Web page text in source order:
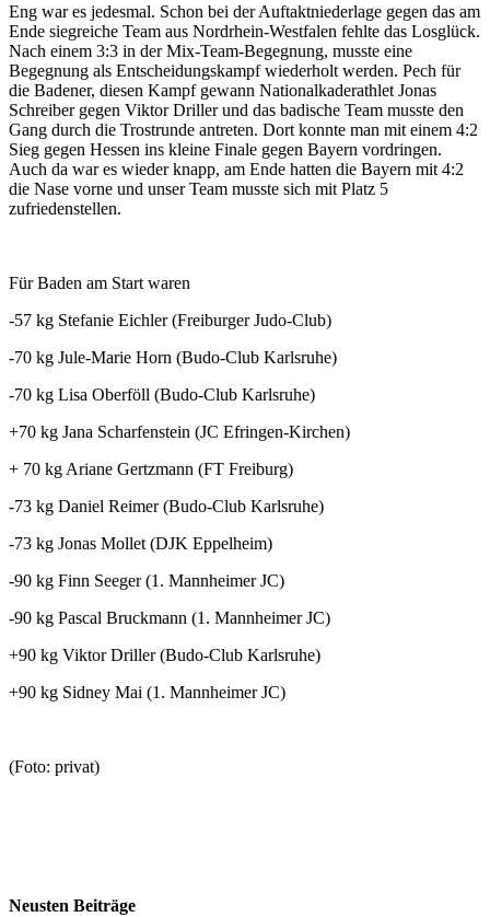
Eng war es jedesmal. Schon bei der Auftaktniederlage gegen das am
Ende siegreiche Team aus Nordrhein-Westfalen fehlte das Losglück.
Nach einem 3:3 in der Mix-Team-Begegnung, musste eine
Begegnung als Entscheidungskampf wiederholt werden. Pech für
die Badener, diesen Kampf gewann Nationalkaderathlet Jonas
Schreiber gegen Viktor Driller und das badische Team musste den
Gang durch die Trostrunde antreten. Dort konnte man mit einem 4:2
Sieg gegen Hessen ins kleine Finale gegen Bayern vordringen.
Auch da war es wieder knapp, am Ende hatten die Bayern mit 4:2
die Nase vorne und unser Team musste sich mit Platz 5
zufriedenstellen.
Für Baden am Start waren
-57 kg Stefanie Eichler (Freiburger Judo-Club)
-70 kg Jule-Marie Horn (Budo-Club Karlsruhe)
-70 kg Lisa Oberföll (Budo-Club Karlsruhe)
+70 kg Jana Scharfenstein (JC Efringen-Kirchen)
+ 70 kg Ariane Gertzmann (FT Freiburg)
-73 kg Daniel Reimer (Budo-Club Karlsruhe)
-73 kg Jonas Mollet (DJK Eppelheim)
-90 kg Finn Seeger (1. Mannheimer JC)
-90 kg Pascal Bruckmann (1. Mannheimer JC)
+90 kg Viktor Driller (Budo-Club Karlsruhe)
+90 kg Sidney Mai (1. Mannheimer JC)
(Foto: privat)
Neusten Beiträge